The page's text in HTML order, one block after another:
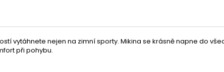
vytáhnete nejen na zimní sporty. Mikina se krásně napne do
při pohybu.